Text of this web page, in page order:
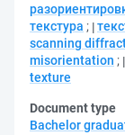
текстура ;
scanning
misorientation ;
texture
Document type
Bachelor